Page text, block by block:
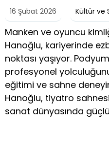
16 Şubat 2026 Kültür ve
Manken ve oyuncu
Hanoğlu, kariyerinde
noktası yaşıyor.
profesyonel
eğitimi ve sahne
Hanoğlu, tiyatro
sanat dünyasında